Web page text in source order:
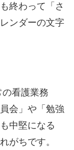
終わって「さ
ンダーの文字
看護業務
会」や「勉強
中堅になる
がちです。